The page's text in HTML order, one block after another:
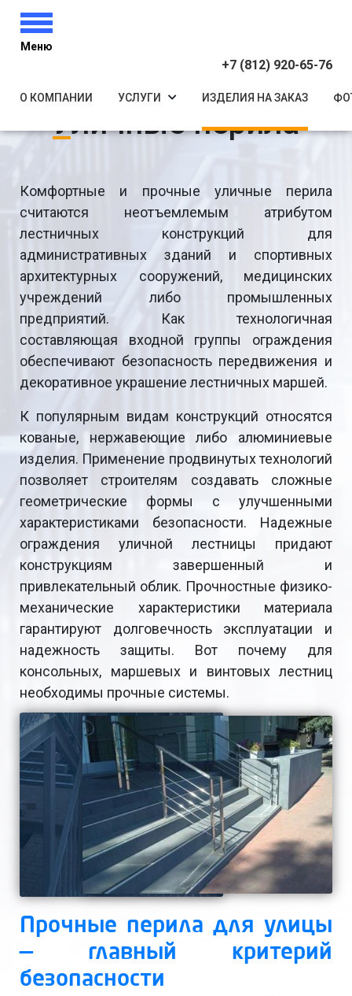
Меню
О КОМПАНИИ УСЛУГИ ИЗДЕЛИЯ НА ЗАКАЗ
+7 (812) 920-65-76
Уличные перила
Комфортные и прочные уличные перила
считаются неотъемлемым атрибутом
лестничных конструкций для
административных зданий и спортивных
архитектурных сооружений, медицинских
учреждений либо промышленных
предприятий. Как технологичная
составляющая входной группы ограждения
обеспечивают безопасность передвижения и
декоративное украшение лестничных маршей.
К популярным видам конструкций относятся
кованые, нержавеющие либо алюминиевые
изделия. Применение продвинутых технологий
позволяет строителям создавать сложные
геометрические формы с улучшенными
характеристиками безопасности. Надежные
ограждения уличной лестницы придают
конструкциям завершенный и
привлекательный облик. Прочностные физико-
механические характеристики материала
гарантируют долговечность эксплуатации и
надежность защиты. Вот почему для
консольных, маршевых и винтовых лестниц
необходимы прочные системы.
Прочные перила для улицы
— главный критерий
безопасности